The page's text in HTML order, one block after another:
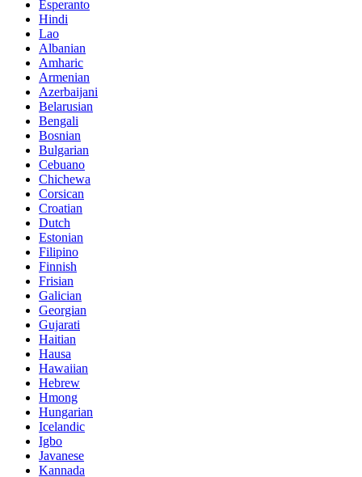
Esperanto
Hindi
Lao
Albanian
Amharic
Armenian
Azerbaijani
Belarusian
Bengali
Bosnian
Bulgarian
Cebuano
Chichewa
Corsican
Croatian
Dutch
Estonian
Filipino
Finnish
Frisian
Galician
Georgian
Gujarati
Haitian
Hausa
Hawaiian
Hebrew
Hmong
Hungarian
Icelandic
Igbo
Javanese
Kannada